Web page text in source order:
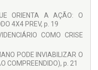
ORIENTA A AÇÃO: O
4X4 PREV, p. 19
COMO CRISE
PODE INVIABILIZAR O
COMPREENDIDO), p. 21